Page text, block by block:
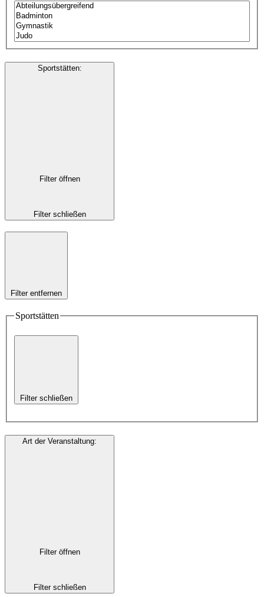
Sportstätten:
Filter öffnen
Filter schließen
Filter entfernen
Sportstätten
Filter schließen
Art der Veranstaltung:
Filter öffnen
Filter schließen